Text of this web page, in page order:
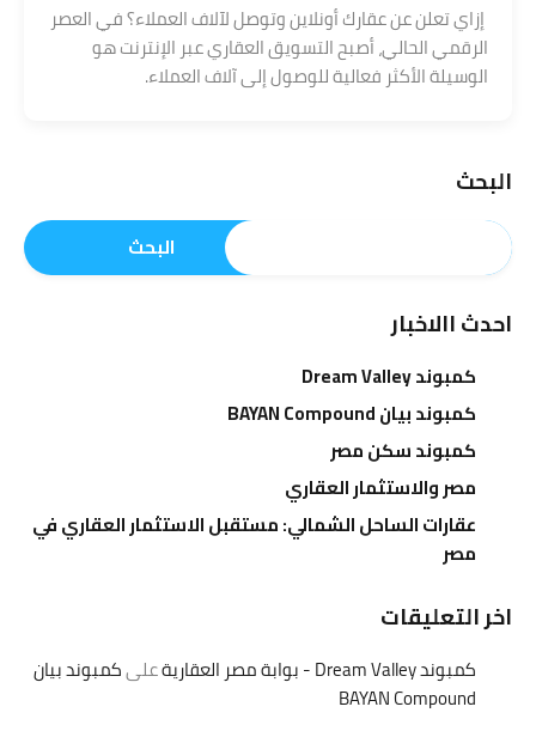
إزاي تعلن عن عقارك أونلاين وتوصل لآلاف العملاء؟ في العصر
الرقمي الحالي، أصبح التسويق العقاري عبر الإنترنت هو
الوسيلة الأكثر فعالية للوصول إلى آلاف العملاء.
البحث
البحث
احدث االاخبار
كمبوند Dream Valley
كمبوند بيان BAYAN Compound
كمبوند سكن مصر
مصر والاستثمار العقاري
عقارات الساحل الشمالي: مستقبل الاستثمار العقاري في
مصر
اخر التعليقات
كمبوند Dream Valley - بوابة مصر العقارية علىكمبوند بيان
BAYAN Compound